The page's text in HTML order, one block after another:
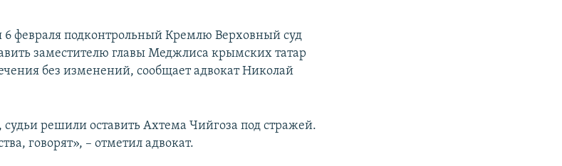
6 февраля подконтрольный Кремлю Верховный суд
заместителю главы Меджлиса крымских татар
без изменений, сообщает адвокат Николай
решили оставить Ахтема Чийгоза под стражей.
говорят», – отметил адвокат.